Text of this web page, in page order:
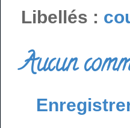
Libellés :
Aucun